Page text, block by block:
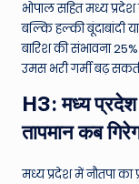
भोपाल सहित मध्य
बल्कि हल्की बूंदाबांदी
बारिश की संभावना
उमस भरी गर्मी बढ़
H3: मध्य प्रदेश
तापमान कब
मध्य प्रदेश में नौतपा